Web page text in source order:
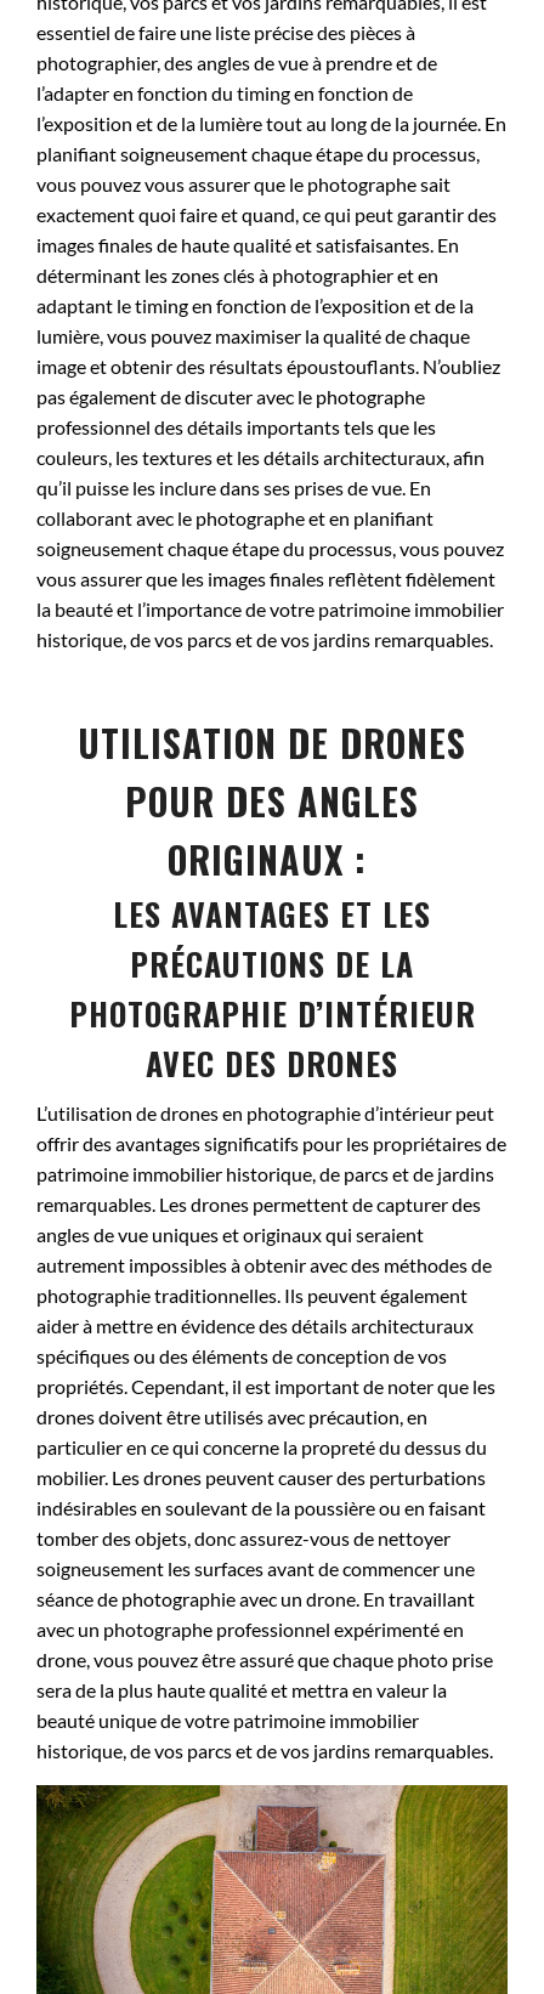
essentiel de faire une liste précise des pièces à
photographier, des angles de vue à prendre et de
l’adapter en fonction du timing en fonction de
l’exposition et de la lumière tout au long de la journée. En
planifiant soigneusement chaque étape du processus,
vous pouvez vous assurer que le photographe sait
exactement quoi faire et quand, ce qui peut garantir des
images finales de haute qualité et satisfaisantes. En
déterminant les zones clés à photographier et en
adaptant le timing en fonction de l’exposition et de la
lumière, vous pouvez maximiser la qualité de chaque
image et obtenir des résultats époustouflants. N’oubliez
pas également de discuter avec le photographe
professionnel des détails importants tels que les
couleurs, les textures et les détails architecturaux, afin
qu’il puisse les inclure dans ses prises de vue. En
collaborant avec le photographe et en planifiant
soigneusement chaque étape du processus, vous pouvez
vous assurer que les images finales reflètent fidèlement
la beauté et l’importance de votre patrimoine immobilier
historique, de vos parcs et de vos jardins remarquables.
UTILISATION DE DRONES
POUR DES ANGLES
ORIGINAUX :
LES AVANTAGES ET LES
PRÉCAUTIONS DE LA
PHOTOGRAPHIE D’INTÉRIEUR
AVEC DES DRONES
L’utilisation de drones en photographie d’intérieur peut
offrir des avantages significatifs pour les propriétaires de
patrimoine immobilier historique, de parcs et de jardins
remarquables. Les drones permettent de capturer des
angles de vue uniques et originaux qui seraient
autrement impossibles à obtenir avec des méthodes de
photographie traditionnelles. Ils peuvent également
aider à mettre en évidence des détails architecturaux
spécifiques ou des éléments de conception de vos
propriétés. Cependant, il est important de noter que les
drones doivent être utilisés avec précaution, en
particulier en ce qui concerne la propreté du dessus du
mobilier. Les drones peuvent causer des perturbations
indésirables en soulevant de la poussière ou en faisant
tomber des objets, donc assurez-vous de nettoyer
soigneusement les surfaces avant de commencer une
séance de photographie avec un drone. En travaillant
avec un photographe professionnel expérimenté en
drone, vous pouvez être assuré que chaque photo prise
sera de la plus haute qualité et mettra en valeur la
beauté unique de votre patrimoine immobilier
historique, de vos parcs et de vos jardins remarquables.